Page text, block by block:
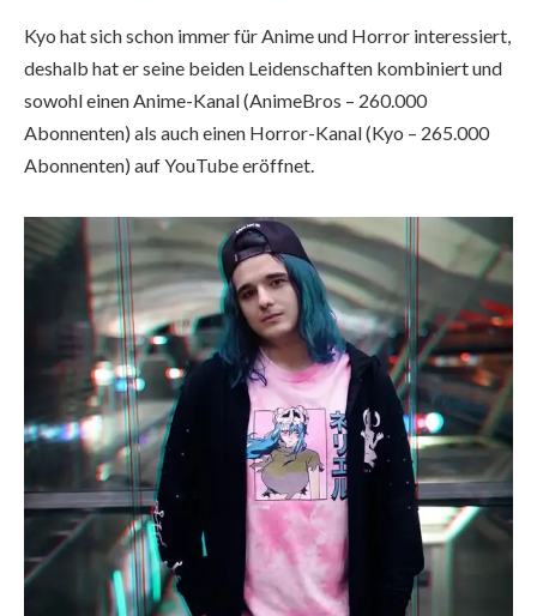
Kyo hat sich schon immer für Anime und Horror interessiert,
deshalb hat er seine beiden Leidenschaften kombiniert und
sowohl einen Anime-Kanal (AnimeBros – 260.000
Abonnenten) als auch einen Horror-Kanal (Kyo – 265.000
Abonnenten) auf YouTube eröffnet.